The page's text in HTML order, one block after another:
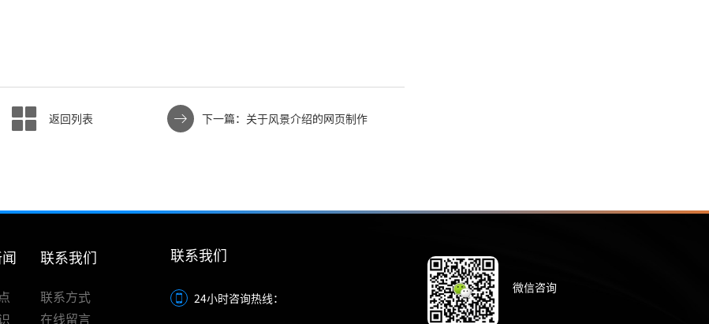
返回列表 下一篇：关于风景介绍的网页制作
联系我们
联系方式
在线留言
联系我们
24小时咨询热线：
微信咨询